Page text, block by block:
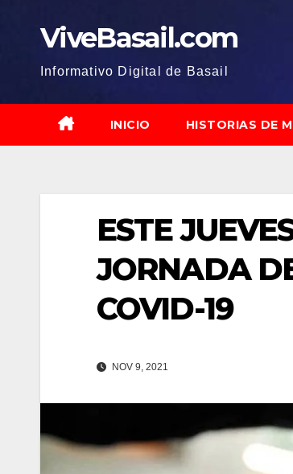
ViveBasail.com
Informativo Digital de Basail
INICIO HISTORIAS DE
ESTE
JORNADA
COVID-19
NOV 9, 2021